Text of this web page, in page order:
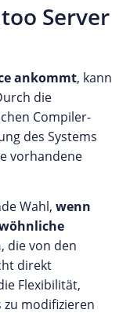
Server
ankommt, kann
die
Compiler-
des Systems
vorhandene
Wahl, wenn
, die von den
direkt
Flexibilität,
zu modifizieren